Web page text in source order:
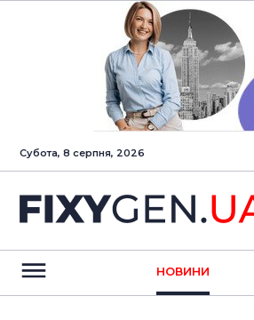
Субота, 8 серпня, 2026
НОВИНИ